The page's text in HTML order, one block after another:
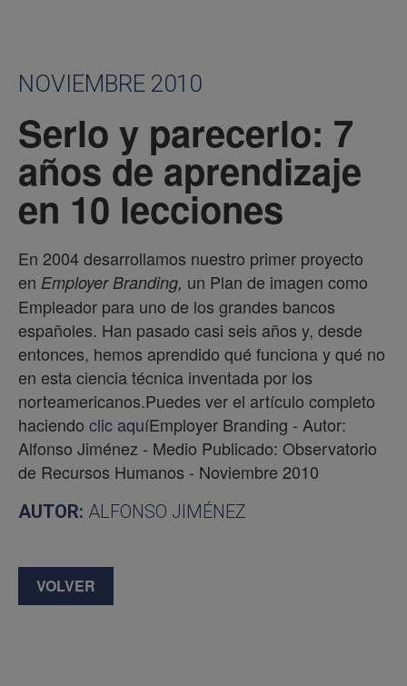
NOVIEMBRE 2010
Serlo y parecerlo: 7
años de aprendizaje
en 10 lecciones
En 2004 desarrollamos nuestro primer proyecto
en Employer Branding, un Plan de imagen como
Empleador para uno de los grandes bancos
españoles. Han pasado casi seis años y, desde
entonces, hemos aprendido qué funciona y qué no
en esta ciencia técnica inventada por los
norteamericanos.Puedes ver el artículo completo
haciendo clic aquíEmployer Branding - Autor:
Alfonso Jiménez - Medio Publicado: Observatorio
de Recursos Humanos - Noviembre 2010
AUTOR: ALFONSO JIMÉNEZ
VOLVER